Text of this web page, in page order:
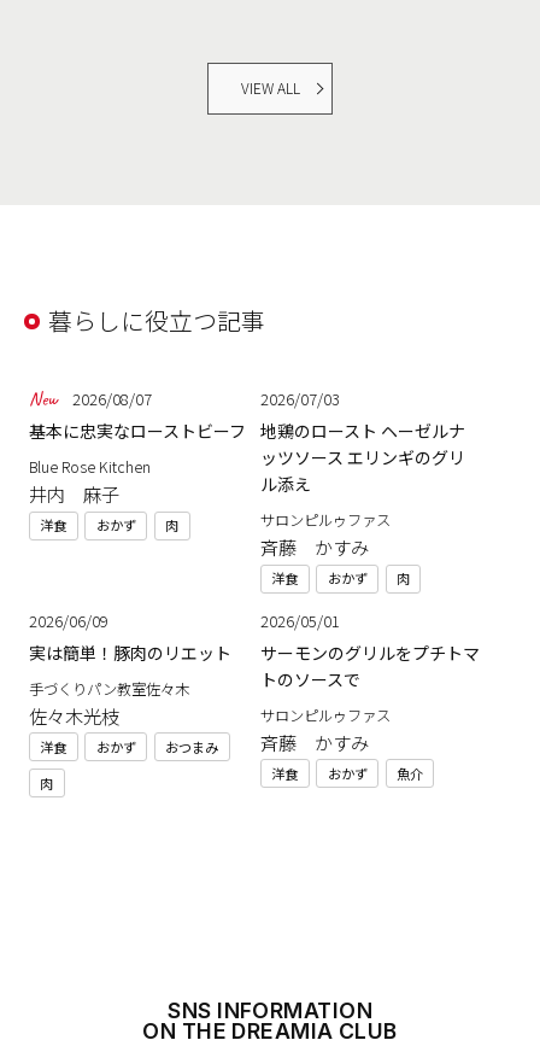
VIEW ALL
暮らしに役立つ記事
2026/08/07
基本に忠実なローストビーフ
Blue Rose Kitchen
井内 麻子
洋食 おかず 肉
2026/07/03
地鶏のロースト ヘーゼルナ
ッツソース エリンギのグリ
ル添え
サロンピルゥファス
斉藤 かすみ
洋食 おかず 肉
2026/06/09
実は簡単！豚肉のリエット
手づくりパン教室佐々木
佐々木光枝
洋食 おかず
おつまみ
肉
2026/05/01
サーモンのグリルをプチトマ
トのソースで
サロンピルゥファス
斉藤 かすみ
洋食 おかず 魚介
SNS INFORMATION
ON THE DREAMIA CLUB